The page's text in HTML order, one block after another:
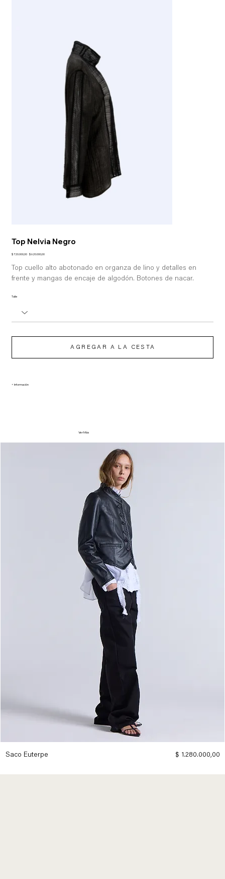
Top Nelvia Negro
Precio
$ 720.000,00 Precio
oferta
$ 620.000,00
Top cuello alto abotonado en organza de lino y detalles en
frente y mangas de encaje de algodón. Botones de nacar.
Talle
AGREGAR A LA CESTA
+ Información
Saco Euterpe Precio
$ 1.280.000,00
Ver Más